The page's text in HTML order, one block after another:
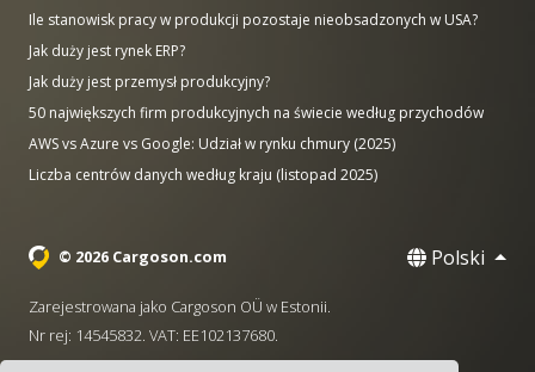
Ile stanowisk pracy w produkcji pozostaje nieobsadzonych w USA?
Jak duży jest rynek ERP?
Jak duży jest przemysł produkcyjny?
50 największych firm produkcyjnych na świecie według przychodów
AWS vs Azure vs Google: Udział w rynku chmury (2025)
Liczba centrów danych według kraju (listopad 2025)
© 2026 Cargoson.com Polski
Zarejestrowana jako Cargoson OÜ w Estonii.
Nr rej: 14545832. VAT: EE102137680.